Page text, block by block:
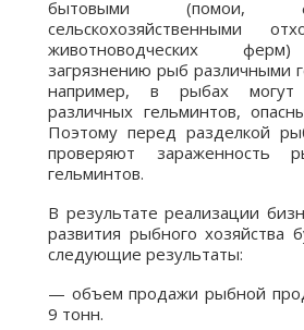
бытовыми (помои,
сельскохозяйственными
животноводческих ферм)
загрязнению рыб различными
например, в рыбах могут
различных гельминтов,
Поэтому перед разделкой
проверяют зараженность
гельминтов.
В результате реализации
развития рыбного хозяйства
следующие результаты:
— объем продажи рыбной
9 тонн.